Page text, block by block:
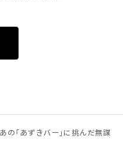
「あずきバー」に挑んだ無謀